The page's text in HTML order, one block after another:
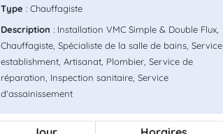
Type : Chauffagiste
Description : Installation VMC Simple & Double Flux,
Chauffagiste, Spécialiste de la salle de bains, Service
establishment, Artisanat, Plombier, Service de
réparation, Inspection sanitaire, Service
d'assainissement